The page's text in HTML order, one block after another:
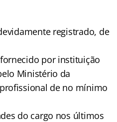
registrado, de
por instituição
Ministério da
de no mínimo
do cargo nos últimos